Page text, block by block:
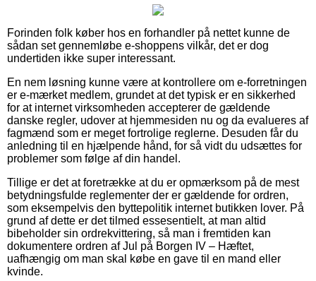
Forinden folk køber hos en forhandler på nettet kunne de
sådan set gennemløbe e-shoppens vilkår, det er dog
undertiden ikke super interessant.
En nem løsning kunne være at kontrollere om e-forretningen
er e-mærket medlem, grundet at det typisk er en sikkerhed
for at internet virksomheden accepterer de gældende
danske regler, udover at hjemmesiden nu og da evalueres af
fagmænd som er meget fortrolige reglerne. Desuden får du
anledning til en hjælpende hånd, for så vidt du udsættes for
problemer som følge af din handel.
Tillige er det at foretrække at du er opmærksom på de mest
betydningsfulde reglementer der er gældende for ordren,
som eksempelvis den byttepolitik internet butikken lover. På
grund af dette er det tilmed essesentielt, at man altid
bibeholder sin ordrekvittering, så man i fremtiden kan
dokumentere ordren af Jul på Borgen IV – Hæftet,
uafhængig om man skal købe en gave til en mand eller
kvinde.